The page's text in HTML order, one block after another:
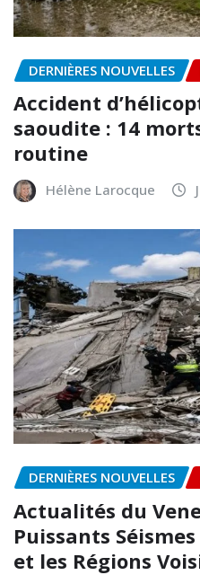
DERNIÈRES NOUVELLES
Accident
saoudite : 14
routine
Hélène Larocque
DERNIÈRES NOUVELLES
Actualités du
Puissants
et les Régions